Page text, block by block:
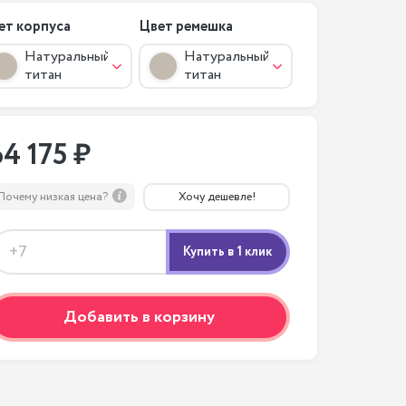
корпуса
Натуральный
титан
Цвет ремешка
Натуральный
титан
175 ₽
низкая цена? Хочу дешевле!
Добавить в корзину